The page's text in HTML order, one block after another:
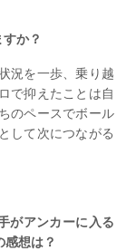
か？
況を一歩、乗り越
で抑えたことは自
のペースでボール
して次につながる
がアンカーに入る
想は？